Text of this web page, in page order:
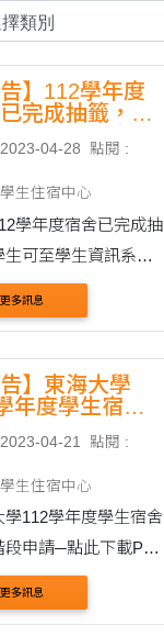
告】112學年度
完成抽籤，可
果04-28
點閱 :
生住宿中心
學年度宿舍已完成抽
生可至學生資訊系統
果。 二、同房型
室，詳細內容可參
區住輔組辦公室索取
組網站下載。 寢室
下載網址：https:/....
更多訊息
告】東海大學
年度學生宿舍
04-21
點閱 :
生住宿中心
學112學年度學生宿舍
段申請─點此下載PDF
更多訊息